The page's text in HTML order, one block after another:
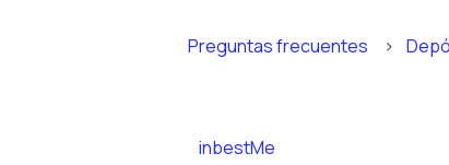
Preguntas frecuentes
inbestMe